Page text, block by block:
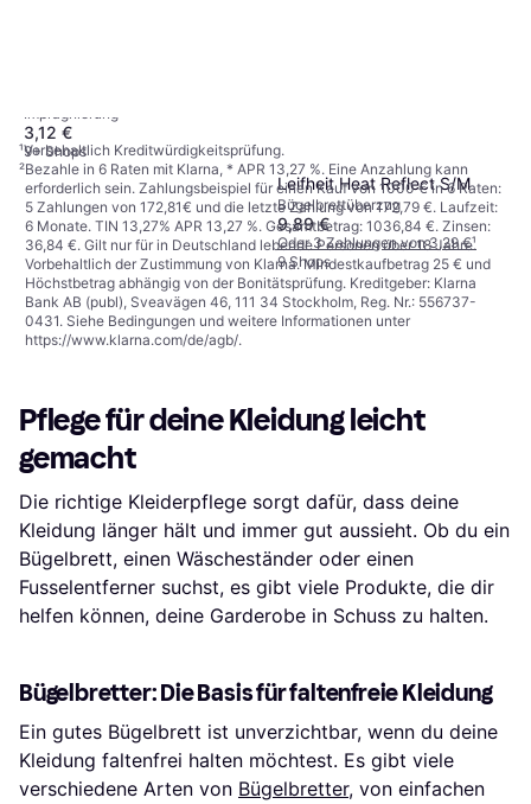
St
Imprägnierung
3,12 €
9+ Shops
Leifheit Heat Reflect S/M
Bügelbrettüberzug
9,89 €
Oder 3 Zahlungen von 3,29 €¹
9 Shops
¹Vorbehaltlich Kreditwürdigkeitsprüfung.
²Bezahle in 6 Raten mit Klarna, * APR 13,27 %. Eine Anzahlung kann
erforderlich sein. Zahlungsbeispiel für einen Kauf von 1000 € in 6 Raten:
5 Zahlungen von 172,81€ und die letzte Zahlung von 172,79 €. Laufzeit:
6 Monate. TIN 13,27% APR 13,27 %. Gesamtbetrag: 1036,84 €. Zinsen:
36,84 €. Gilt nur für in Deutschland lebende Personen über 18 Jahre.
Vorbehaltlich der Zustimmung von Klarna. Mindestkaufbetrag 25 € und
Höchstbetrag abhängig von der Bonitätsprüfung. Kreditgeber: Klarna
Bank AB (publ), Sveavägen 46, 111 34 Stockholm, Reg. Nr.: 556737-
0431. Siehe Bedingungen und weitere Informationen unter
https://www.klarna.com/de/agb/.
Pflege für deine Kleidung leicht
gemacht
Die richtige Kleiderpflege sorgt dafür, dass deine
Kleidung länger hält und immer gut aussieht. Ob du ein
Bügelbrett, einen Wäscheständer oder einen
Fusselentferner suchst, es gibt viele Produkte, die dir
helfen können, deine Garderobe in Schuss zu halten.
Bügelbretter: Die Basis für faltenfreie Kleidung
Ein gutes Bügelbrett ist unverzichtbar, wenn du deine
Kleidung faltenfrei halten möchtest. Es gibt viele
verschiedene Arten von Bügelbretter, von einfachen